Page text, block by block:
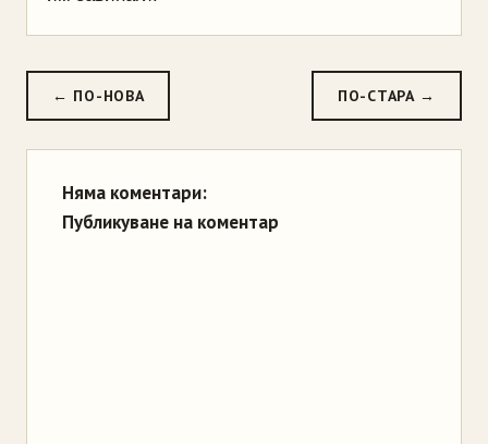
← ПО-НОВА ПО-СТАРА →
Няма коментари:
Публикуване на коментар